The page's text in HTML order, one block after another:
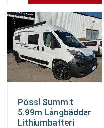
Pössl Summit
5.99m Långbäddar
Lithiumbatteri